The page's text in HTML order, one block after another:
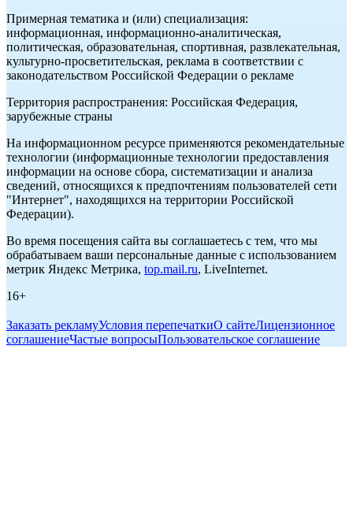
Примерная тематика и (или) специализация:
информационная, информационно-аналитическая,
политическая, образовательная, спортивная, развлекательная,
культурно-просветительская, реклама в соответствии с
законодательством Российской Федерации о рекламе
Территория распространения: Российская Федерация,
зарубежные страны
На информационном ресурсе применяются рекомендательные
технологии (информационные технологии предоставления
информации на основе сбора, систематизации и анализа
сведений, относящихся к предпочтениям пользователей сети
"Интернет", находящихся на территории Российской
Федерации).
Во время посещения сайта вы соглашаетесь с тем, что мы
обрабатываем ваши персональные данные с использованием
метрик Яндекс Метрика, top.mail.ru, LiveInternet.
16+
Заказать рекламуУсловия перепечаткиО сайтеЛицензионное
соглашениеЧастые вопросыПользовательское соглашение